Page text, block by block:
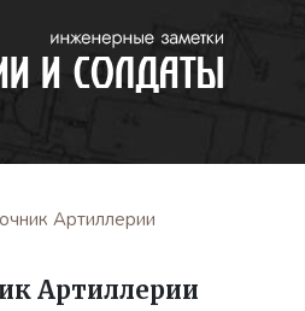
Артиллерии
Артиллерии